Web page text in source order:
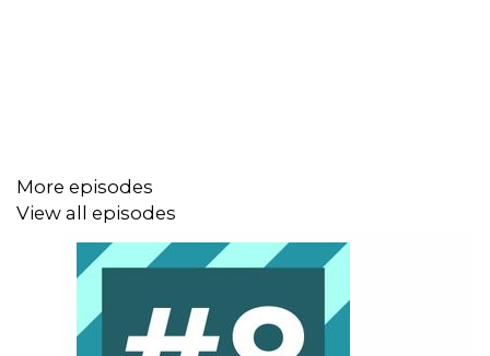
More episodes
View all episodes